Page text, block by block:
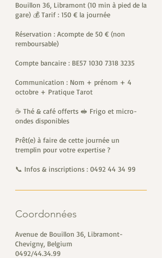
Bouillon 36, Libramont (10 min à pied de la
gare) 💰 Tarif : 150 € la journée
Réservation : Acompte de 50 € (non
remboursable)
Compte bancaire : BE57 1030 7318 3235
Communication : Nom + prénom + 4
octobre + Pratique Tarot
☕ Thé & café offerts 🥪 Frigo et micro-
ondes disponibles
Prêt(e) à faire de cette journée un
tremplin pour votre expertise ?
📞 Infos & inscriptions : 0492 44 34 99
Coordonnées
Avenue de Bouillon 36, Libramont-
Chevigny, Belgium
0492/44.34.99